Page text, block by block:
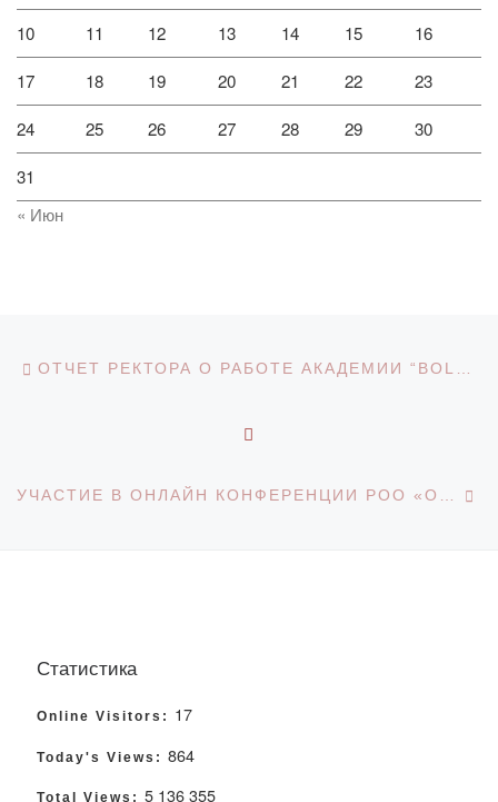
10 11 12 13 14 15 16
17 18 19 20 21 22 23
24 25 26 27 28 29 30
31
« Июн
Навигация по записям ОТЧЕТ РЕКТОРА О РАБОТЕ АКАДЕМИИ “BOLASHAQ” ЗА 2020-2021 УЧЕБНЫЙ ГОД
УЧАСТИЕ В ОНЛАЙН КОНФЕРЕНЦИИ РОО «ОБЩЕНАЦИОНАЛЬНОЕ ДВИЖЕНИЕ ПРОТИВ КОРРУПЦИИ «ЖАҢАРУ»
Статистика
Online Visitors: 17
Today's Views: 864
Total Views: 5 136 355